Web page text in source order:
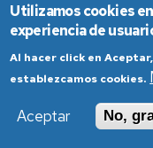
Política de
Utilizamos cookies
experiencia de
Al hacer click en
establezcamos cookies.
Aceptar
No,